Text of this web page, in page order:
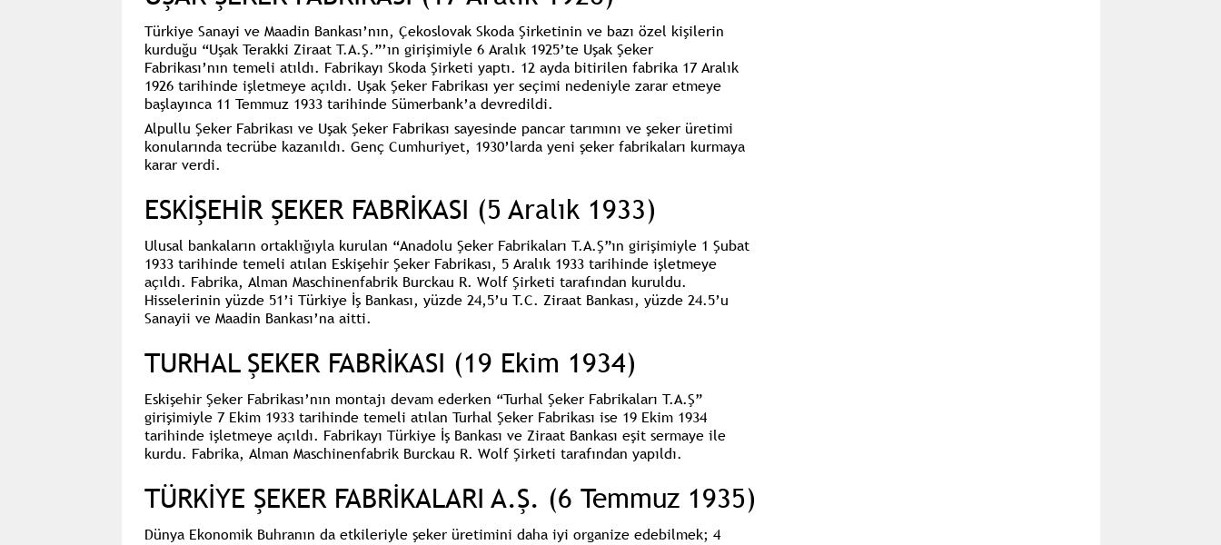
Türkiye Sanayi ve Maadin Bankası’nın, Çekoslovak Skoda Şirketinin ve bazı özel kişilerin
kurduğu “Uşak Terakki Ziraat T.A.Ş.”’ın girişimiyle 6 Aralık 1925’te Uşak Şeker
Fabrikası’nın temeli atıldı. Fabrikayı Skoda Şirketi yaptı. 12 ayda bitirilen fabrika 17 Aralık
1926 tarihinde işletmeye açıldı. Uşak Şeker Fabrikası yer seçimi nedeniyle zarar etmeye
başlayınca 11 Temmuz 1933 tarihinde Sümerbank’a devredildi.
Alpullu Şeker Fabrikası ve Uşak Şeker Fabrikası sayesinde pancar tarımını ve şeker üretimi
konularında tecrübe kazanıldı. Genç Cumhuriyet, 1930’larda yeni şeker fabrikaları kurmaya
karar verdi.
ESKİŞEHİR ŞEKER FABRİKASI (5 Aralık 1933)
Ulusal bankaların ortaklığıyla kurulan “Anadolu Şeker Fabrikaları T.A.Ş”ın girişimiyle 1 Şubat
1933 tarihinde temeli atılan Eskişehir Şeker Fabrikası, 5 Aralık 1933 tarihinde işletmeye
açıldı. Fabrika, Alman Maschinenfabrik Burckau R. Wolf Şirketi tarafından kuruldu.
Hisselerinin yüzde 51’i Türkiye İş Bankası, yüzde 24,5’u T.C. Ziraat Bankası, yüzde 24.5’u
Sanayii ve Maadin Bankası’na aitti.
TURHAL ŞEKER FABRİKASI (19 Ekim 1934)
Eskişehir Şeker Fabrikası’nın montajı devam ederken “Turhal Şeker Fabrikaları T.A.Ş”
girişimiyle 7 Ekim 1933 tarihinde temeli atılan Turhal Şeker Fabrikası ise 19 Ekim 1934
tarihinde işletmeye açıldı. Fabrikayı Türkiye İş Bankası ve Ziraat Bankası eşit sermaye ile
kurdu. Fabrika, Alman Maschinenfabrik Burckau R. Wolf Şirketi tarafından yapıldı.
TÜRKİYE ŞEKER FABRİKALARI A.Ş. (6 Temmuz 1935)
Dünya Ekonomik Buhranın da etkileriyle şeker üretimini daha iyi organize edebilmek; 4